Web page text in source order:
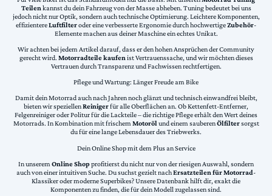
Teilen kannst du dein Fahrzeug von der Masse abheben. Tuning bedeutet bei uns
jedoch nicht nur Optik, sondern auch technische Optimierung. Leichtere Komponenten,
effizientereLuftfilteroder eine verbesserte Ergonomie durch hochwertigeZubehör-
Elemente machen aus deiner Maschine ein echtes Unikat.
Wir achten bei jedem Artikel darauf, dass er den hohen Ansprüchen der Community
gerecht wird. Motorradteile kaufen ist Vertrauenssache, und wir möchten dieses
Vertrauen durch Transparenz und Fachwissen rechtfertigen.
Pflege und Wartung: Länger Freude am Bike
Damit dein Motorrad auch nach Jahren noch glänzt und technisch einwandfrei bleibt,
bieten wir speziellenReinigerfür alle Oberflächen an. Ob Kettenfett-Entferner,
Felgenreiniger oder Politur für die Lackteile – die richtige Pflege erhält den Wert deines
Motorrads. In Kombination mit frischemMotorölund einem sauberenÖlfiltersorgst
du für eine lange Lebensdauer des Triebwerks.
Dein Online Shop mit dem Plus an Service
In unserem Online Shopprofitierst du nicht nur von der riesigen Auswahl, sondern
auch von einer intuitiven Suche. Du suchst gezielt nachErsatzteilen für Motorrad-
Klassiker oder moderne Superbikes? Unsere Datenbank hilft dir, exakt die
Komponenten zu finden, die für dein Modell zugelassen sind.